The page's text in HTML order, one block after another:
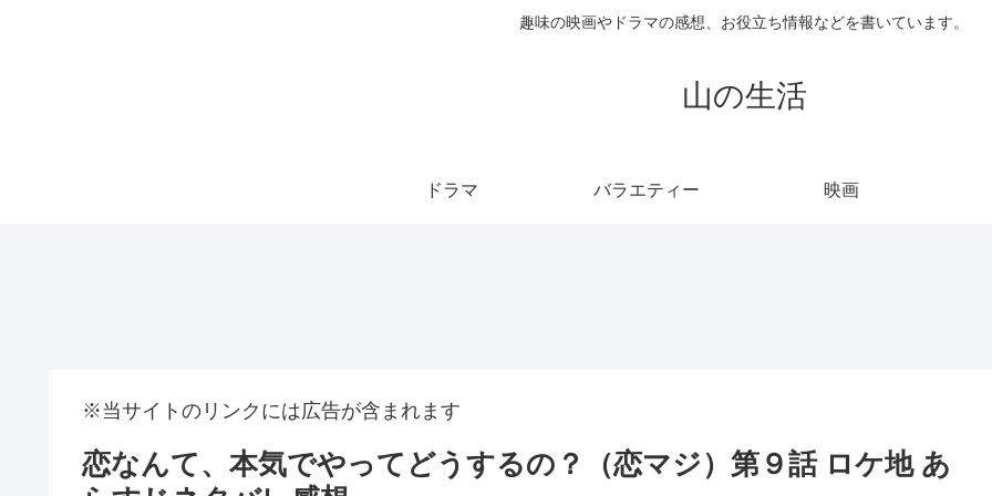
趣味の映画やドラマの感想、お役立ち情報などを書いています。
山の生活
ドラマ バラエティー 映画
※当サイトのリンクには広告が含まれます
恋なんて、本気でやってどうするの？（恋マジ）第９話 ロケ地 あ